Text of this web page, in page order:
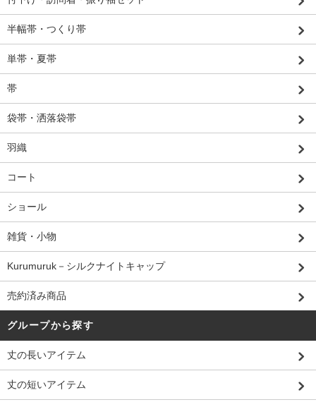
半幅帯・つくり帯
単帯・夏帯
帯
袋帯・洒落袋帯
羽織
コート
ショール
雑貨・小物
Kurumuruk－シルクナイトキャップ
売約済み商品
グループから探す
丈の長いアイテム
丈の短いアイテム